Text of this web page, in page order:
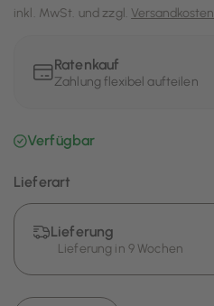
inkl. MwSt. und zzgl. Versandkosten
Ratenkauf
Zahlung flexibel aufteilen
Verfügbar
Lieferart
Lieferung
Lieferung in 9 Wochen